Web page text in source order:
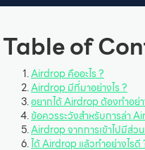
Table of
Airdrop คืออะไร ?
Airdrop มีที่มาอย่างไร ?
อยากได้ Airdrop ต้องทำอย่า
ข้อควรระวังสำหรับการล่า
Airdrop จากการเข้าไปมีส่
ได้ Airdrop แล้วทำอย่างไรดี